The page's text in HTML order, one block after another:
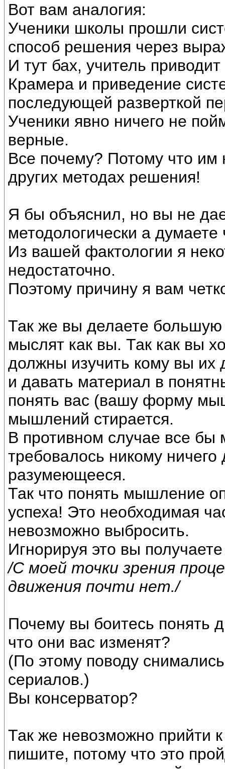
Вот вам аналогия:
Ученики школы прошли
способ решения через
И тут бах, учитель
Крамера и приведение
последующей разверткой
Ученики явно ничего не
верные.
Все почему? Потому что
других методах решения!
Я бы объяснил, но вы не
методологически а
Из вашей фактологии я
недостаточно.
Поэтому причину я вам
Так же вы делаете
мыслят как вы. Так как вы
должны изучить кому вы их
и давать материал в
понять вас (вашу форму
мышлений стирается.
В противном случае все
требовалось никому
разумеющееся.
Так что понять мышление
успеха! Это необходимая
невозможно выбросить.
Игнорируя это вы получаете
/С моей точки зрения
движения почти нет./
Почему вы боитесь понять
что они вас изменят?
(По этому поводу
сериалов.)
Вы консерватор?
Так же невозможно прийти
пишите, потому что это